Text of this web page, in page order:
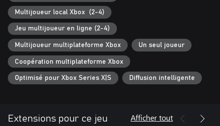
Multijoueur local Xbox (2-4)
Jeu multijoueur en ligne (2-4)
Multijoueur multiplateforme Xbox Un seul joueur
Coopération multiplateforme Xbox
Optimisé pour Xbox Series X|S Diffusion intelligente
Extensions pour ce jeu Afficher tout